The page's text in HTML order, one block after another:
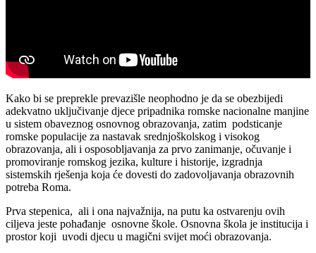
Kako bi se preprekle prevazišle neophodno je da se obezbijedi
adekvatno uključivanje djece pripadnika romske nacionalne manjine
u sistem obaveznog osnovnog obrazovanja, zatim podsticanje
romske populacije za nastavak srednjoškolskog i visokog
obrazovanja, ali i osposobljavanja za prvo zanimanje, očuvanje i
promoviranje romskog jezika, kulture i historije, izgradnja
sistemskih rješenja koja će dovesti do zadovoljavanja obrazovnih
potreba Roma.
Prva stepenica, ali i ona najvažnija, na putu ka ostvarenju ovih
ciljeva jeste pohađanje osnovne škole. Osnovna škola je institucija i
prostor koji uvodi djecu u magični svijet moći obrazovanja.